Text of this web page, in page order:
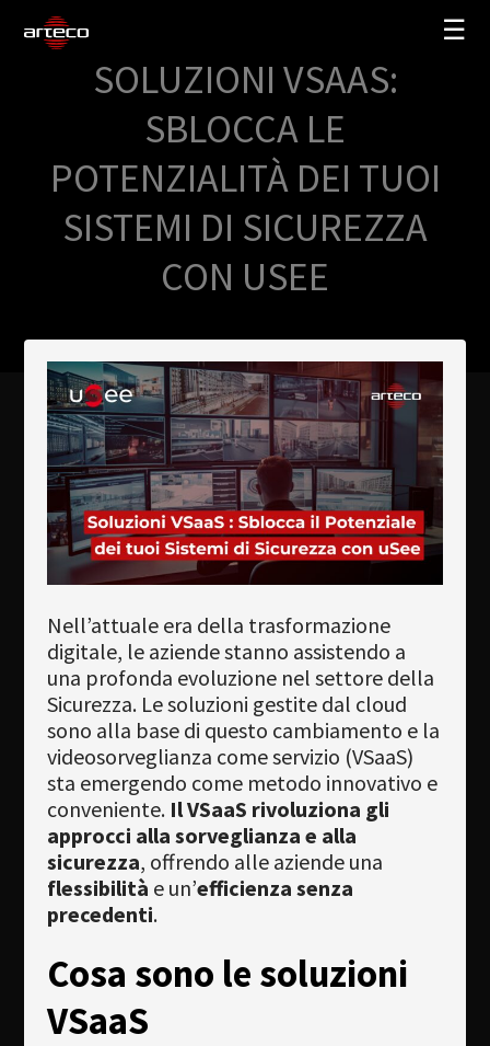
☰
My Arteco
Dove
acquistare
Newsletter
Download
Lingua
SOLUZIONI
TRAINING
PARTNERS
SOLUZIONI VSAAS:
SBLOCCA LE
POTENZIALITÀ DEI TUOI
SISTEMI DI SICUREZZA
CON USEE
Nell’attuale era della trasformazione
digitale, le aziende stanno assistendo a
una profonda evoluzione nel settore della
Sicurezza. Le soluzioni gestite dal cloud
sono alla base di questo cambiamento e la
videosorveglianza come servizio (VSaaS)
sta emergendo come metodo innovativo e
conveniente. Il VSaaS rivoluziona gli
approcci alla sorveglianza e alla
sicurezza, offrendo alle aziende una
flessibilità e un’efficienza senza
precedenti.
Cosa sono le soluzioni
VSaaS